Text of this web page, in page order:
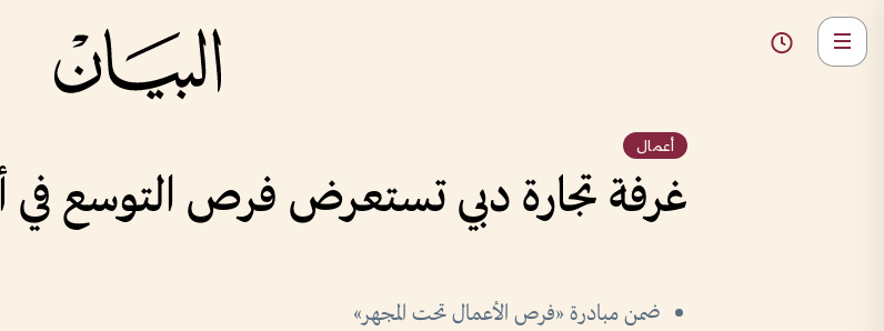
أعمال
غرفة تجارة دبي تستعرض فرص التوسع في
ضمن مبادرة «فرص الأعمال تحت المجهر»